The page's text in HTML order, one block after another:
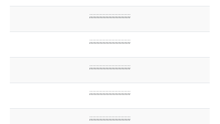
;;;;;;;;;;;;;;;;;;;;;;;;;;;;
;;;;;;;;;;;;;;;;;;;;;;;;;;;;
;;;;;;;;;;;;;;;;;;;;;;;;;;;;
;;;;;;;;;;;;;;;;;;;;;;;;;;;;
;;;;;;;;;;;;;;;;;;;;;;;;;;;;